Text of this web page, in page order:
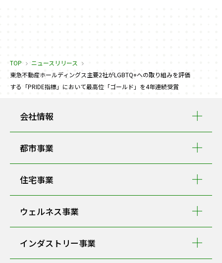
TOP
ニュースリリース
東急不動産ホールディングス主要2社がLGBTQ+への取り組みを評価
する「PRIDE指標」において最高位「ゴールド」を4年連続受賞
会社情報
都市事業
住宅事業
ウェルネス事業
インダストリー事業